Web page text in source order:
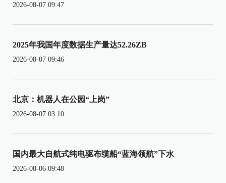
2026-08-07 09:47
2025年我国年度数据生产量达52.26ZB
2026-08-07 09:46
北京：机器人在公园“上岗”
2026-08-07 03:10
国内最大自航式纯电驱布缆船“蓝海领航”下水
2026-08-06 09:48